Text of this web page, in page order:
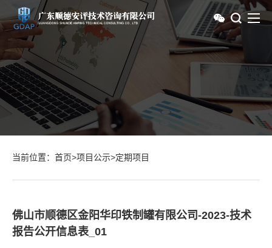
当前位置： 首页>项目公示>定期项目
佛山市顺德区金阳华印铁制罐有限公司-2023-技术
报告公开信息表_01